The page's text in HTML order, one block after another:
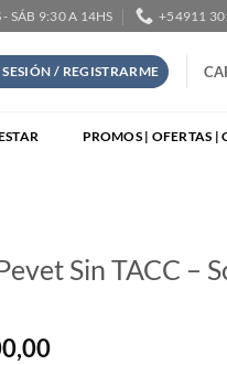
SÁB 9:30 A 14HS +54911
/ REGISTRARME
PROMOS | OFERTAS |
Sin TACC –